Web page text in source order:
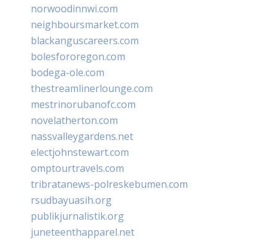
norwoodinnwi.com
neighboursmarket.com
blackanguscareers.com
bolesfororegon.com
bodega-ole.com
thestreamlinerlounge.com
mestrinorubanofc.com
novelatherton.com
nassvalleygardens.net
electjohnstewart.com
omptourtravels.com
tribratanews-polreskebumen.com
rsudbayuasih.org
publikjurnalistik.org
juneteenthapparel.net